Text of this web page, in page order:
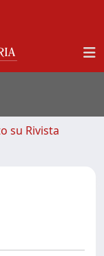
su Rivista